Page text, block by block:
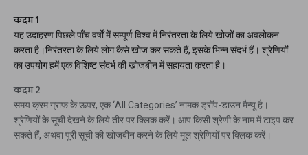
कदम 1
यह उदाहरण पिछले पाँच वर्षों में सम्पूर्ण विश्व में निरंतरता के लिये खोजों का अवलोकन
करता है।निरंतरता के लिये लोग कैसे खोज कर सकते हैं, इसके भिन्न संदर्भ हैं। श्रेणियोंं
का उपयोग हमें एक विशिष्ट संदर्भ की खोजबीन में सहायता करता है।
कदम 2
समय क्रम ग्राफ़ के ऊपर, एक ‘All Categories’ नामक ड्रॉप-डाउन मैन्यू है।
श्रेणियों के सूची देखने के लिये तीर पर क्लिक करें। आप किसी श्रेणी के नाम में टाइप कर
सकते हैं, अथवा पूरी सूची की खोजबीन करने के लिये मूल श्रेणियोंं पर क्लिक करें।